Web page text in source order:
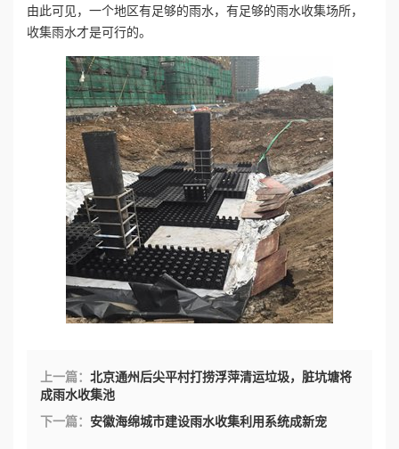
由此可见，一个地区有足够的雨水，有足够的雨水收集场所，
收集雨水才是可行的。
上一篇： 北京通州后尖平村打捞浮萍清运垃圾，脏坑塘将
成雨水收集池
下一篇： 安徽海绵城市建设雨水收集利用系统成新宠